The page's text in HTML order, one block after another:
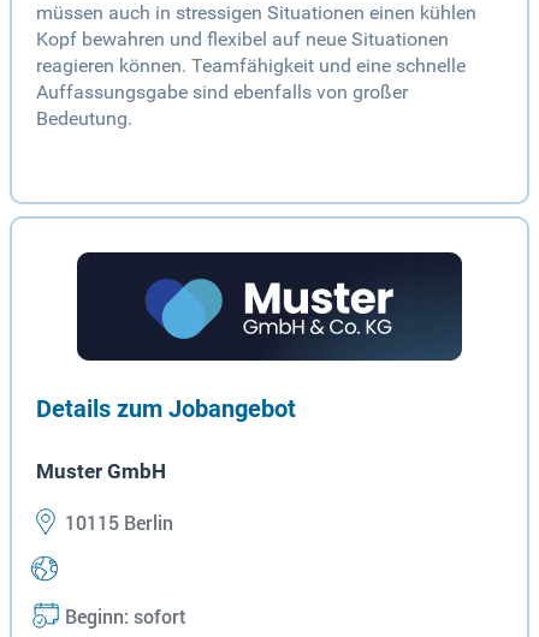
müssen auch in stressigen Situationen einen kühlen
Kopf bewahren und flexibel auf neue Situationen
reagieren können. Teamfähigkeit und eine schnelle
Auffassungsgabe sind ebenfalls von großer
Bedeutung.
Details zum Jobangebot
Muster GmbH
10115 Berlin
Beginn: sofort